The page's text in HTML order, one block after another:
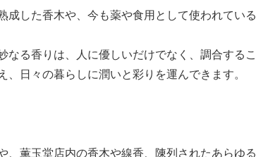
成した香木や、今も薬や食用として使われている
なる香りは、人に優しいだけでなく、調合するこ
日々の暮らしに潤いと彩りを運んできます。
、薫玉堂店内の香木や線香、陳列されたあらゆる